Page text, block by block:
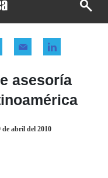
asesoría
de abril del 2010